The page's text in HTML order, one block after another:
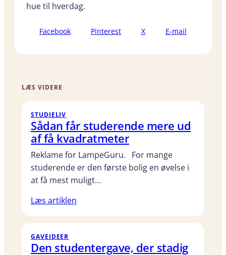
hue til hverdag.
Facebook Pinterest X E-mail
LÆS VIDERE
STUDIELIV
Sådan får studerende mere ud
af få kvadratmeter
Reklame for LampeGuru. For mange
studerende er den første bolig en øvelse i
at få mest muligt…
Læs artiklen
GAVEIDEER
Den studentergave, der stadig